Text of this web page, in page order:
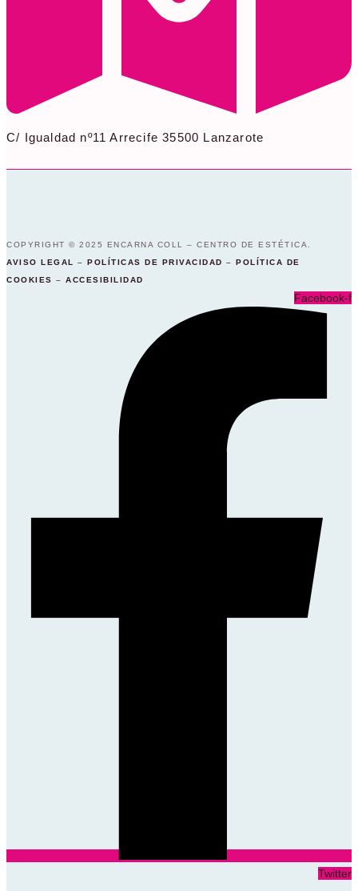
C/ Igualdad nº11 Arrecife 35500 Lanzarote
COPYRIGHT © 2025 ENCARNA COLL – CENTRO DE ESTÉTICA.
AVISO LEGAL – POLÍTICAS DE PRIVACIDAD – POLÍTICA DE
COOKIES – ACCESIBILIDAD
Facebook-f
Twitter